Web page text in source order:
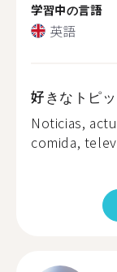
学習中の言語
英語
好きなトピ
Noticias,
comida,